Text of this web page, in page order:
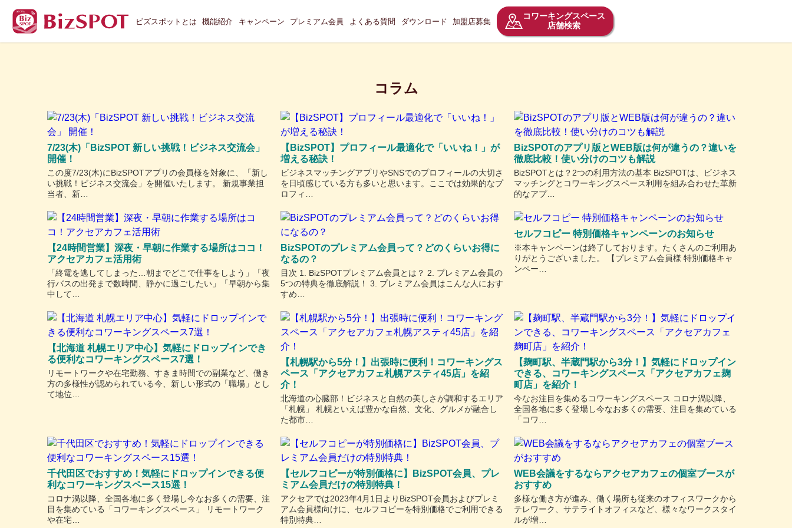
ビズスポットとは 機能紹介 キャンペーン プレミアム会員 よくある質問 ダウンロード 加盟店募集
コワーキングスペース
店舗検索
コラム
7/23(木)「BizSPOT 新しい挑戦！ビジネス交流会」
開催！
この度7/23(木)にBizSPOTアプリの会員様を対象に、「新し
い挑戦！ビジネス交流会」を開催いたします。 新規事業担
当者、新…
【BizSPOT】プロフィール最適化で「いいね！」が
増える秘訣！
ビジネスマッチングアプリやSNSでのプロフィールの大切さ
を日頃感じている方も多いと思います。ここでは効果的なプ
ロフィ…
BizSPOTのアプリ版とWEB版は何が違うの？違いを
徹底比較！使い分けのコツも解説
BizSPOTとは？2つの利用方法の基本 BizSPOTは、ビジネス
マッチングとコワーキングスペース利用を組み合わせた革新
的なアプ…
【24時間営業】深夜・早朝に作業する場所はココ！
アクセアカフェ活用術
「終電を逃してしまった…朝までどこで仕事をしよう」「夜
行バスの出発まで数時間、静かに過ごしたい」「早朝から集
中して…
BizSPOTのプレミアム会員って？どのくらいお得に
なるの？
目次 1. BizSPOTプレミアム会員とは？ 2. プレミアム会員の
5つの特典を徹底解説！ 3. プレミアム会員はこんな人におす
すめ…
セルフコピー 特別価格キャンペーンのお知らせ
※本キャンペーンは終了しております。たくさんのご利用あ
りがとうございました。 【プレミアム会員様 特別価格キャ
ンペー…
【北海道 札幌エリア中心】気軽にドロップインでき
る便利なコワーキングスペース7選！
リモートワークや在宅勤務、すきま時間での副業など、働き
方の多様性が認められている今、新しい形式の「職場」とし
て地位…
【札幌駅から5分！】出張時に便利！コワーキングス
ペース「アクセアカフェ札幌アスティ45店」を紹
介！
北海道の心臓部！ビジネスと自然の美しさが調和するエリア
「札幌」 札幌といえば豊かな自然、文化、グルメが融合し
た都市…
【麹町駅、半蔵門駅から3分！】気軽にドロップイン
できる、コワーキングスペース「アクセアカフェ麹
町店」を紹介！
今なお注目を集めるコワーキングスペース コロナ渦以降、
全国各地に多く登場し今なお多くの需要、注目を集めている
「コワ…
千代田区でおすすめ！気軽にドロップインできる便
利なコワーキングスペース15選！
コロナ渦以降、全国各地に多く登場し今なお多くの需要、注
目を集めている「コワーキングスペース」 リモートワーク
や在宅…
【セルフコピーが特別価格に】BizSPOT会員、プレ
ミアム会員だけの特別特典！
アクセアでは2023年4月1日よりBizSPOT会員およびプレミ
アム会員様向けに、セルフコピーを特別価格でご利用できる
特別特典…
WEB会議をするならアクセアカフェの個室ブースが
おすすめ
多様な働き方が進み、働く場所も従来のオフィスワークから
テレワーク、サテライトオフィスなど、様々なワークスタイ
ルが増…